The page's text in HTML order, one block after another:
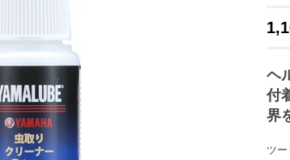
ヘ
付
界
ツー